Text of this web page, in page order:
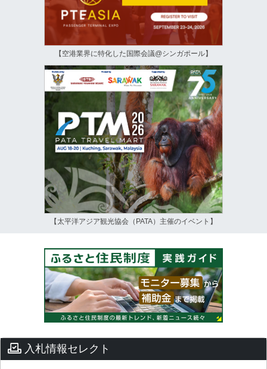
【空港業界に特化した国際会議@シンガポール】
【太平洋アジア観光協会（PATA）主催のイベント】
入札情報セレクト